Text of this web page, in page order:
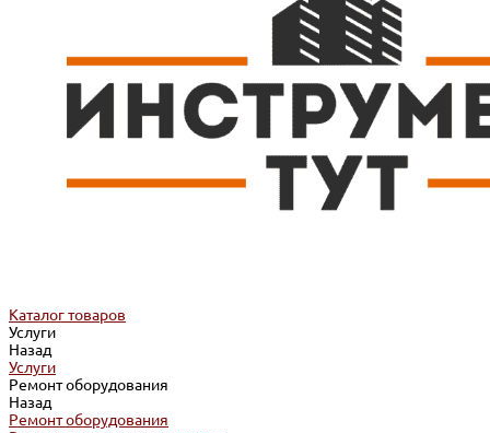
Каталог товаров
Услуги
Назад
Услуги
Ремонт оборудования
Назад
Ремонт оборудования